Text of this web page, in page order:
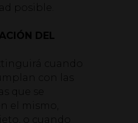
posible.
DEL
cuando
con las
que se
el mismo,
o cuando